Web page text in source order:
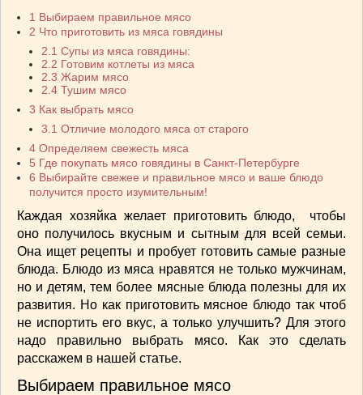
Швейцарская(6)
ПЕРВЫЕ БЛЮДА(56)
ПОСТНЫЕ БЛЮДА(52)
САЛАТИКИ (132)
Мясные(33)
Овощные (52)
Рыбные(18)
СОУСЫ(6)
ПЕЧЕМ ВМЕСТЕ(257)
Блинчики(13)
Печенье(22)
Пироги
(139)
Пирожные(13)
Торты
(54)
Торты без выпечки(7)
НАПИТКИ(26)
КРАСОТА И ЗДОРОВЬЕ(185)
САМОРАЗВИТИЕ(12)
1 Выбираем правильное мясо
2 Что приготовить из мяса говядины
2.1 Супы из мяса говядины:
2.2 Готовим котлеты из мяса
2.3 Жарим мясо
2.4 Тушим мясо
3 Как выбрать мясо
3.1 Отличие молодого мяса от старого
4 Определяем свежесть мяса
5 Где покупать мясо говядины в Санкт-Петербурге
6 Выбирайте свежее и правильное мясо и ваше блюдо
получится просто изумительным!
Каждая хозяйка желает приготовить блюдо, чтобы
оно получилось вкусным и сытным для всей семьи.
Она ищет рецепты и пробует готовить самые разные
блюда. Блюдо из мяса нравятся не только мужчинам,
но и детям, тем более мясные блюда полезны для их
развития. Но как приготовить мясное блюдо так чтоб
не испортить его вкус, а только улучшить? Для этого
надо правильно выбрать мясо. Как это сделать
расскажем в нашей статье.
Выбираем правильное мясо